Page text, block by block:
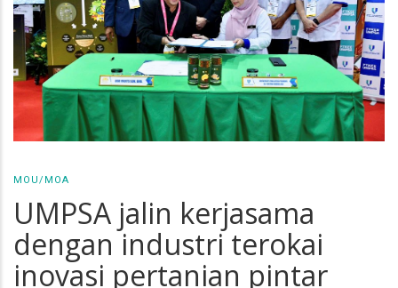
MOU/MOA
UMPSA jalin kerjasama
dengan industri terokai
inovasi pertanian pintar